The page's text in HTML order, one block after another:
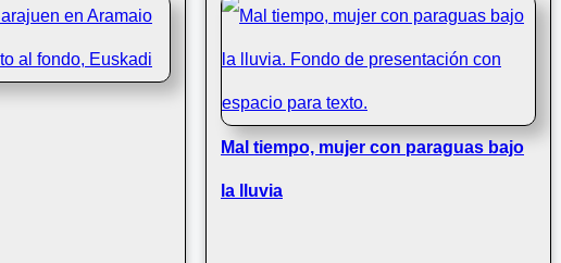
Mal tiempo, mujer con paraguas bajo
la lluvia